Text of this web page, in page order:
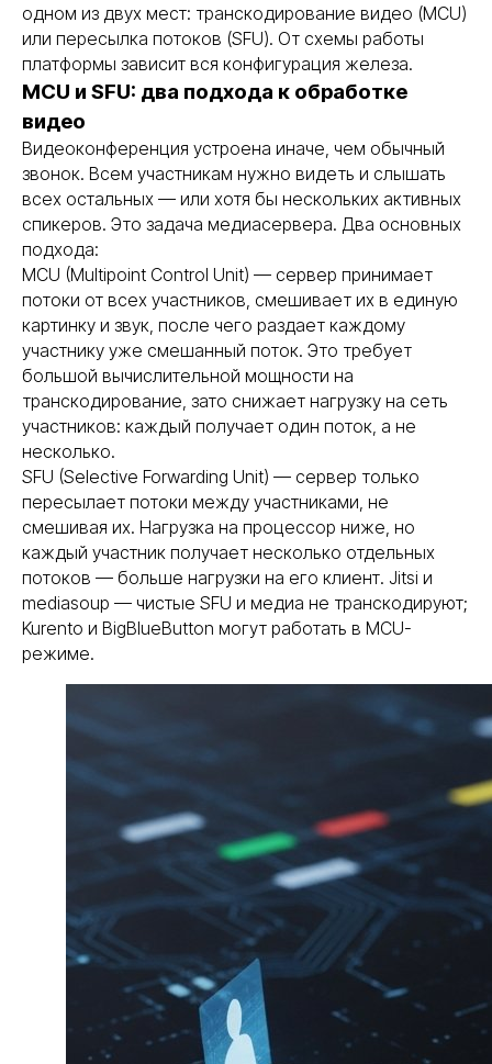
одном из двух мест: транскодирование видео (MCU)
или пересылка потоков (SFU). От схемы работы
платформы зависит вся конфигурация железа.
MCU и SFU: два подхода к обработке
видео
Видеоконференция устроена иначе, чем обычный
звонок. Всем участникам нужно видеть и слышать
всех остальных — или хотя бы нескольких активных
спикеров. Это задача медиасервера. Два основных
подхода:
MCU (Multipoint Control Unit) — сервер принимает
потоки от всех участников, смешивает их в единую
картинку и звук, после чего раздает каждому
участнику уже смешанный поток. Это требует
большой вычислительной мощности на
транскодирование, зато снижает нагрузку на сеть
участников: каждый получает один поток, а не
несколько.
SFU (Selective Forwarding Unit) — сервер только
пересылает потоки между участниками, не
смешивая их. Нагрузка на процессор ниже, но
каждый участник получает несколько отдельных
потоков — больше нагрузки на его клиент. Jitsi и
mediasoup — чистые SFU и медиа не транскодируют;
Kurento и BigBlueButton могут работать в MCU-
режиме.